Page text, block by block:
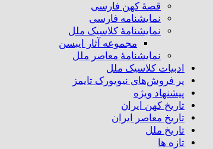
قصهٔ کهن فارسی
نمایشنامه فارسی
نمایشنامهٔ کلاسیک ملل
مجموعه آثار ایبسن
نمایشنامهٔ معاصر ملل
ادبیات کلاسیک ملل
پر فروش‌های نیویورک تایمز
پیشنهاد ویژه
تاریخ کهن ایران
تاریخ معاصر ایران
تاریخ ملل
تازه ها